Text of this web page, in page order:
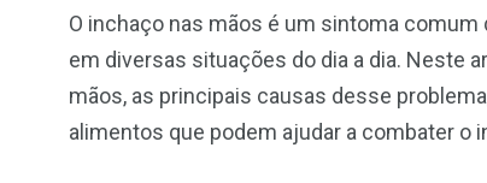
O inchaço nas mãos é um sintoma
em diversas situações do dia a dia. Neste
mãos, as principais causas desse
alimentos que podem ajudar a combater o